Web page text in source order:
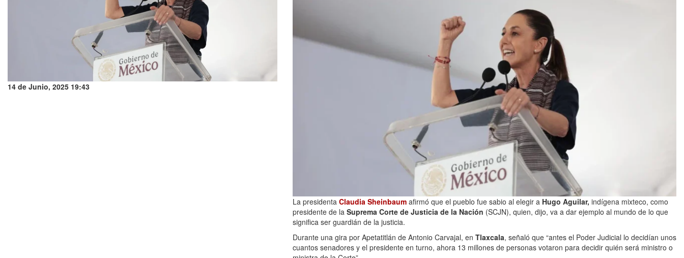
14 de Junio, 2025 19:43
La presidenta Claudia Sheinbaum afirmó que el pueblo fue sabio al elegir a Hugo Aguilar, indígena mixteco, como
presidente de la Suprema Corte de Justicia de la Nación (SCJN), quien, dijo, va a dar ejemplo al mundo de lo que
significa ser guardián de la justicia.
Durante una gira por Apetatitlán de Antonio Carvajal, en Tlaxcala, señaló que “antes el Poder Judicial lo decidían unos
cuantos senadores y el presidente en turno, ahora 13 millones de personas votaron para decidir quién será ministro o